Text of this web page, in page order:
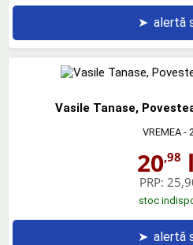
➤ alertă
Vasile Tanase,
VREMEA-
20,98
PRP:
stoc
➤ alertă